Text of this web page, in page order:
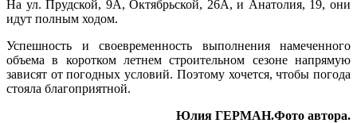
На ул. Прудской, 9А, Октябрьской, 26А, и Анатолия, 19, они
идут полным ходом.
Успешность и своевременность выполнения намеченного
объема в коротком летнем строительном сезоне напрямую
зависят от погодных условий. Поэтому хочется, чтобы погода
стояла благоприятной.
Юлия ГЕРМАН.Фото автора.